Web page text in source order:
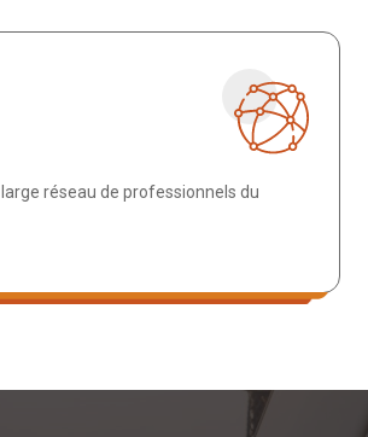
réseau de professionnels du